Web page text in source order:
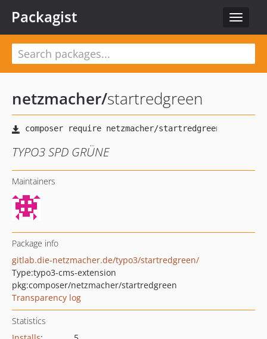
Toggle
Packagist
netzmacher/startredgreen
TYPO3 SPD GRÜNE
Maintainers
Package info
gitlab.die-netzmacher.de/typo3/startredgreen/
Type:typo3-cms-extension
pkg:composer/netzmacher/startredgreen
Transparency log
Statistics